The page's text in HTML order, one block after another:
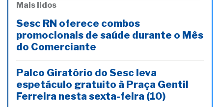
Mais lidos
Sesc RN oferece combos
promocionais de saúde durante o Mês
do Comerciante
Palco Giratório do Sesc leva
espetáculo gratuito à Praça Gentil
Ferreira nesta sexta-feira (10)